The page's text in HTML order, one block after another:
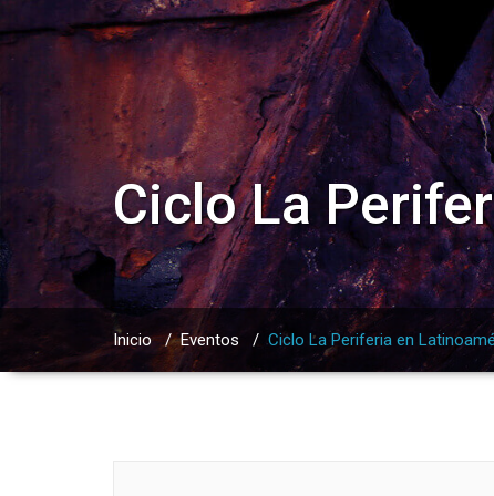
Ciclo La
Inicio/Eventos /Ciclo La Periferia en